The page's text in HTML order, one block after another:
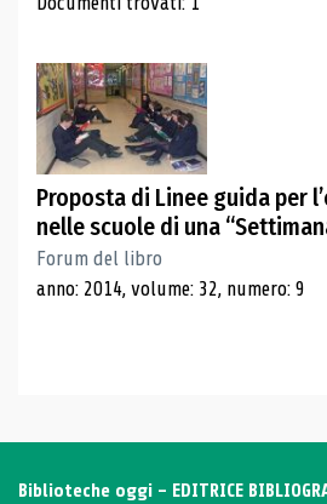
Proposta di Linee guida per
nelle scuole di una
Forum del libro
anno: 2014, volume: 32, numero: 9
Biblioteche oggi - EDITRICE